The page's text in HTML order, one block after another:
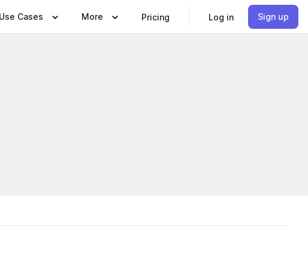
Use Cases More Pricing Log in Sign up